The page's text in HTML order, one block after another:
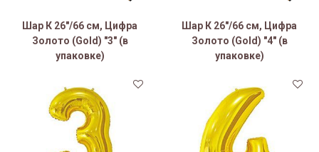
Шар К 26"/66 см, Цифра
Золото (Gold) "3" (в
упаковке)
Шар К 26"/66 см, Цифра
Золото (Gold) "4" (в
упаковке)